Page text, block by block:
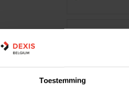
Toestemming
Dexis NR: